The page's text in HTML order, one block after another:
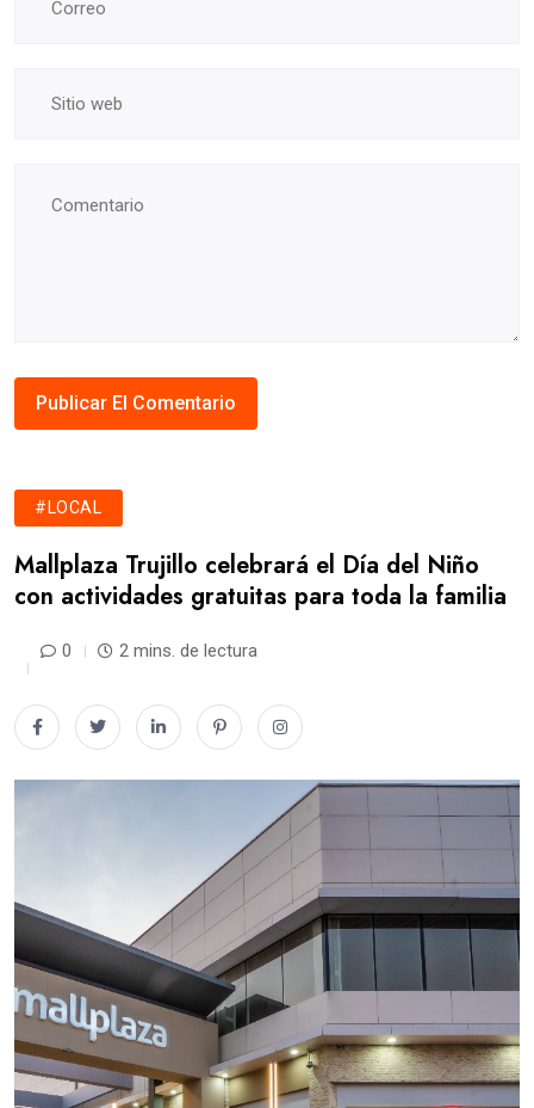
#LOCAL
Mallplaza Trujillo celebrará el Día del Niño
con actividades gratuitas para toda la familia
0 2 mins. de lectura